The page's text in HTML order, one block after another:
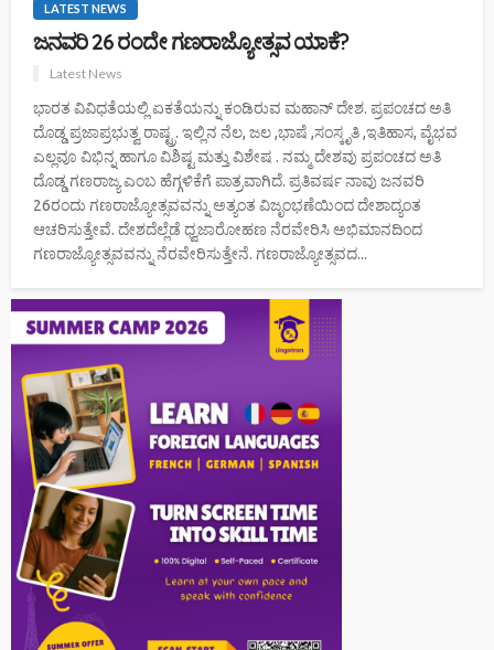
LATEST NEWS
ಜನವರಿ 26 ರಂದೇ ಗಣರಾಜ್ಯೋತ್ಸವ ಯಾಕೆ?
Latest News
ಭಾರತ ವಿವಿಧತೆಯಲ್ಲಿ ಏಕತೆಯನ್ನು ಕಂಡಿರುವ ಮಹಾನ್ ದೇಶ. ಪ್ರಪಂಚದ ಅತಿ
ದೊಡ್ಡ ಪ್ರಜಾಪ್ರಭುತ್ವ ರಾಷ್ಟ್ರ. ಇಲ್ಲಿನ ನೆಲ, ಜಲ ,ಭಾಷೆ ,ಸಂಸ್ಕೃತಿ ,ಇತಿಹಾಸ, ವೈಭವ
ಎಲ್ಲವೂ ವಿಭಿನ್ನ ಹಾಗೂ ವಿಶಿಷ್ಟ ಮತ್ತು ವಿಶೇಷ . ನಮ್ಮ ದೇಶವು ಪ್ರಪಂಚದ ಅತಿ
ದೊಡ್ಡ ಗಣರಾಜ್ಯ ಎಂಬ ಹೆಗ್ಗಳಿಕೆಗೆ ಪಾತ್ರವಾಗಿದೆ. ಪ್ರತಿವರ್ಷ ನಾವು ಜನವರಿ
26ರಂದು ಗಣರಾಜ್ಯೋತ್ಸವವನ್ನು ಅತ್ಯಂತ ವಿಜೃಂಭಣೆಯಿಂದ ದೇಶಾದ್ಯಂತ
ಆಚರಿಸುತ್ತೇವೆ. ದೇಶದೆಲ್ಲೆಡೆ ಧ್ವಜಾರೋಹಣ ನೆರವೇರಿಸಿ ಅಭಿಮಾನದಿಂದ
ಗಣರಾಜ್ಯೋತ್ಸವವನ್ನು ನೆರವೇರಿಸುತ್ತೇನೆ. ಗಣರಾಜ್ಯೋತ್ಸವದ...